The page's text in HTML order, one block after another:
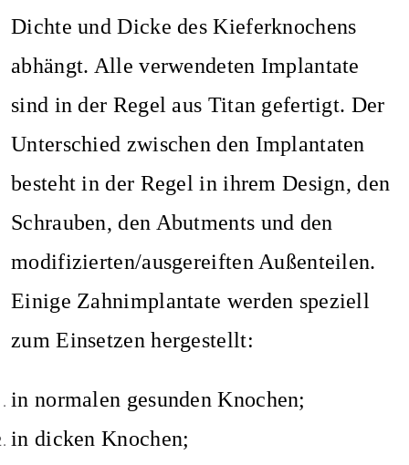
Dichte und Dicke des Kieferknochens
abhängt. Alle verwendeten Implantate
sind in der Regel aus Titan gefertigt. Der
Unterschied zwischen den Implantaten
besteht in der Regel in ihrem Design, den
Schrauben, den Abutments und den
modifizierten/ausgereiften Außenteilen.
Einige Zahnimplantate werden speziell
zum Einsetzen hergestellt:
in normalen gesunden Knochen;
in dicken Knochen;